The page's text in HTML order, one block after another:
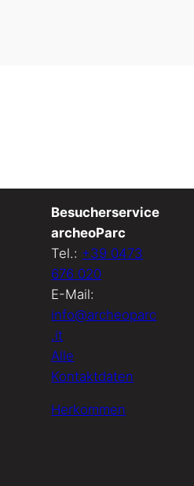
Besucherservice
archeoParc
Tel.: +39 0473
676 020
E-Mail:
info@archeoparc
.it
Alle
Kontaktdaten
Herkommen